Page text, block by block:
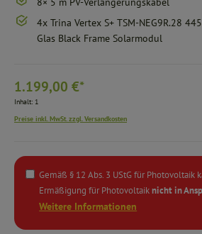
4x Trina Vertex S+ TSM-NEG9R.28
Glas Black Frame Solarmodul
1.199,00 €*
Inhalt: 1
Preise inkl. MwSt. zzgl. Versandkosten
Gemäß § 12 Abs. 3 UStG für Photovoltaik
Ermäßigung für Photovoltaiknicht in
Weitere Informationen